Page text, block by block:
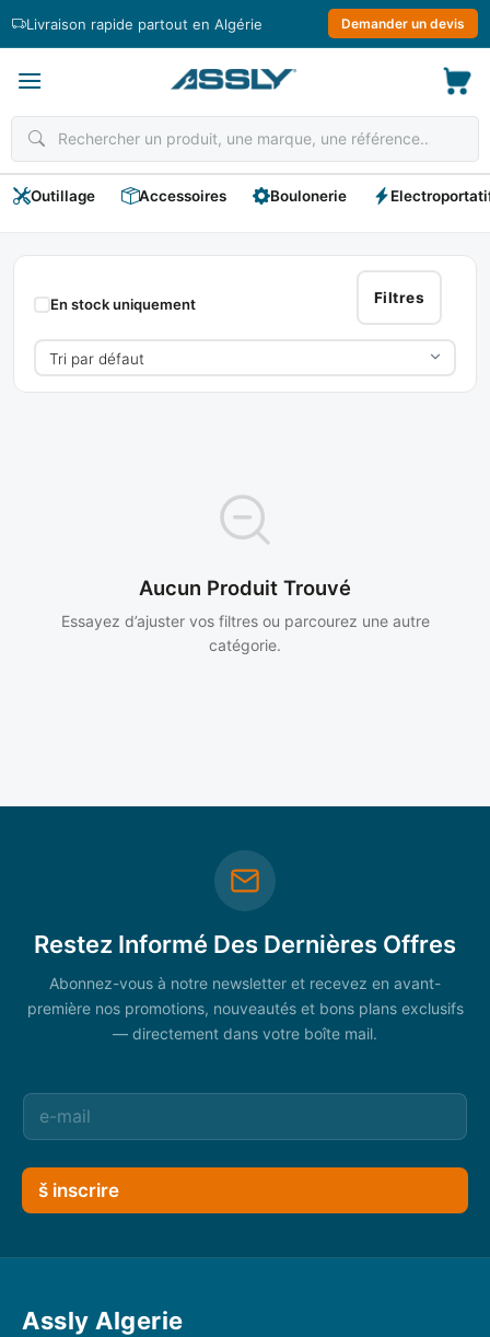
Livraison rapide partout en Algérie Demander un devis
Outillage Accessoires Boulonerie
SNIC
Filtres
En stock uniquement
Aucun Produit Trouvé
Essayez d’ajuster vos filtres ou parcourez une autre
catégorie.
Restez Informé Des Dernières Offres
Abonnez-vous à notre newsletter et recevez en avant-
première nos promotions, nouveautés et bons plans exclusifs
— directement dans votre boîte mail.
š inscrire
Assly Algerie